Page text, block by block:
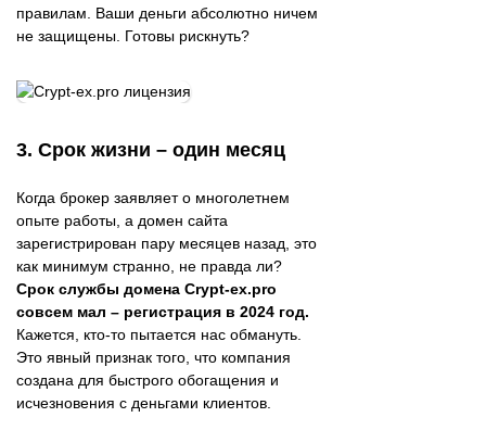
правилам. Ваши деньги абсолютно ничем
не защищены. Готовы рискнуть?
3. Срок жизни – один месяц
Когда брокер заявляет о многолетнем
опыте работы, а домен сайта
зарегистрирован пару месяцев назад, это
как минимум странно, не правда ли?
Срок службы домена Crypt-ex.pro
совсем мал – регистрация в 2024 год.
Кажется, кто-то пытается нас обмануть.
Это явный признак того, что компания
создана для быстрого обогащения и
исчезновения с деньгами клиентов.